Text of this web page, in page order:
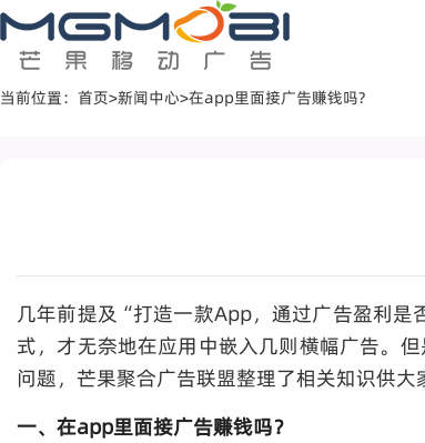
当前位置： 首页>新闻中心>在app里面接广告赚钱吗?
几年前提及“打造一款App，通过广告盈利
式，才无奈地在应用中嵌入几则横幅广告。
问题，芒果聚合广告联盟整理了相关知识供大
一、在app里面接广告赚钱吗？